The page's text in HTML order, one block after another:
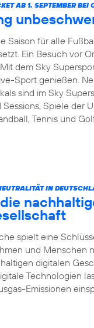
AB 1. SEPTEMBER BEI
Saison für alle
Ein Besuch vor
dem Sky
Sport genießen.
sind im Sky
Spiele der
Tennis und
IN
spielt eine
und Menschen
digitalen
Technologien
Emissionen